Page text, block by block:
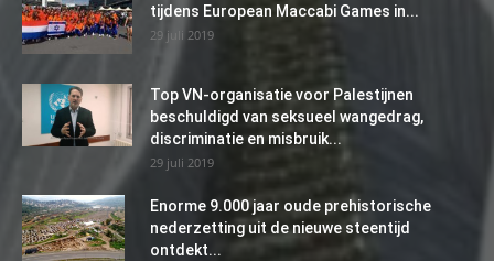
tijdens European Maccabi Games in...
29 juli 2019
Top VN-organisatie voor Palestijnen
beschuldigd van seksueel wangedrag,
discriminatie en misbruik...
29 juli 2019
Enorme 9.000 jaar oude prehistorische
nederzetting uit de nieuwe steentijd
ontdekt...